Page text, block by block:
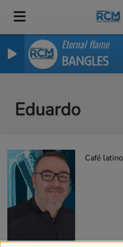
Eternal flame
BANGLES
Eduardo
Café latino